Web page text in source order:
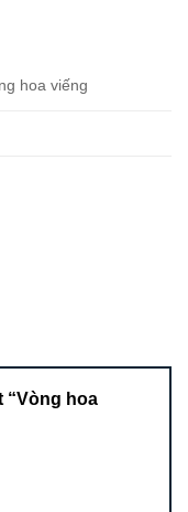
hoa viếng
“Vòng hoa